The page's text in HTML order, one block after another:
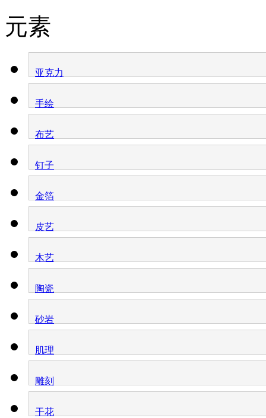
元素
亚克力
手绘
布艺
钉子
金箔
皮艺
木艺
陶瓷
砂岩
肌理
雕刻
干花